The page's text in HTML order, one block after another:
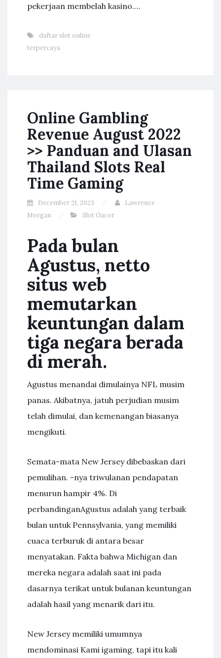
pekerjaan membelah kasino.…
daftar slot online
terpercaya
Online Gambling
Revenue August 2022
>> Panduan and Ulasan
Thailand Slots Real
Time Gaming
December 21, 2023
Lawrence
Morgan
Slot Gacor
Pada bulan
Agustus, netto
situs web
memutarkan
keuntungan dalam
tiga negara berada
di merah.
Agustus menandai dimulainya NFL musim
panas. Akibatnya, jatuh perjudian musim
telah dimulai, dan kemenangan biasanya
mengikuti.
Semata-mata New Jersey dibebaskan dari
pemulihan. -nya triwulanan pendapatan
menurun hampir 4%. Di
perbandinganAgustus adalah yang terbaik
bulan untuk Pennsylvania, yang memiliki
cuaca terburuk di antara besar
menyatakan. Fakta bahwa Michigan dan
mereka negara adalah saat ini pada
dasarnya terikat untuk bulanan keuntungan
adalah hasil yang menarik dari itu.
New Jersey memiliki umumnya
mendominasi Kami igaming, tapi itu kali